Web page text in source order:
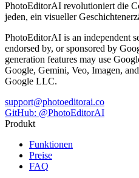
PhotoEditorAI revolutioniert die
jeden, ein visueller
PhotoEditorAI is an independent
endorsed by, or sponsored by
generation features may use
Google, Gemini, Veo, Imagen,
Google LLC.
support@photoeditorai.co
GitHub: @PhotoEditorAI
Produkt
Funktionen
Preise
FAQ